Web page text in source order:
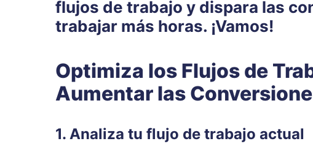
flujos de trabajo y dispara las
trabajar más horas. ¡Vamos!
Optimiza los Flujos de
Aumentar las
1. Analiza tu flujo de trabajo actual